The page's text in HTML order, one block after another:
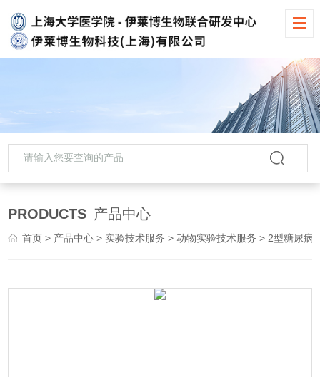
PRODUCTS 产品中心
首页 > 产品中心 > 实验技术服务 >动物实验技术服务 > 2型糖尿病动物模型构建